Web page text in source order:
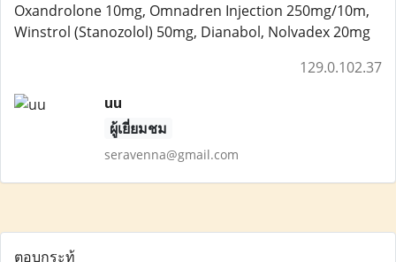
Oxandrolone 10mg, Omnadren Injection 250mg/10m,
Winstrol (Stanozolol) 50mg, Dianabol, Nolvadex 20mg
129.0.102.37
uu
ผู้เยี่ยมชม
seravenna@gmail.com
ตอบกระทู้